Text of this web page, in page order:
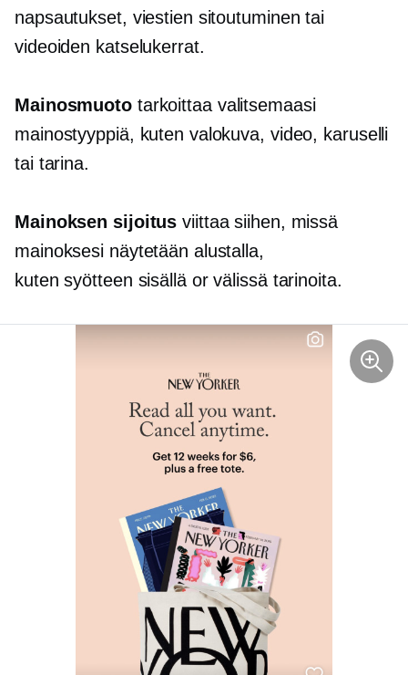
napsautukset, viestien sitoutuminen tai
videoiden katselukerrat.
Mainosmuototarkoittaa valitsemaasi
mainostyyppiä, kuten valokuva, video, karuselli
tai tarina.
Mainoksen sijoitus viittaa siihen, missä
mainoksesi näytetään alustalla,
kutensyötteen sisälläorvälissätarinoita.